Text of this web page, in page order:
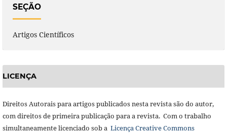
SEÇÃO
Artigos Científicos
LICENÇA
Direitos Autorais para artigos publicados nesta revista são do autor,
com direitos de primeira publicação para a revista. Com o trabalho
simultaneamente licenciado sob a Licença Creative Commons